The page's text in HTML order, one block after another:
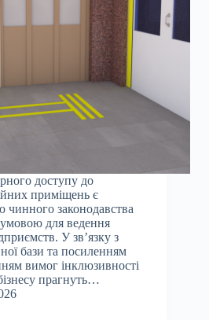
доступу до
приміщень є
чинного законодавства
для ведення
У зв’язку з
бази та посиленням
вимог інклюзивності
прагнуть…